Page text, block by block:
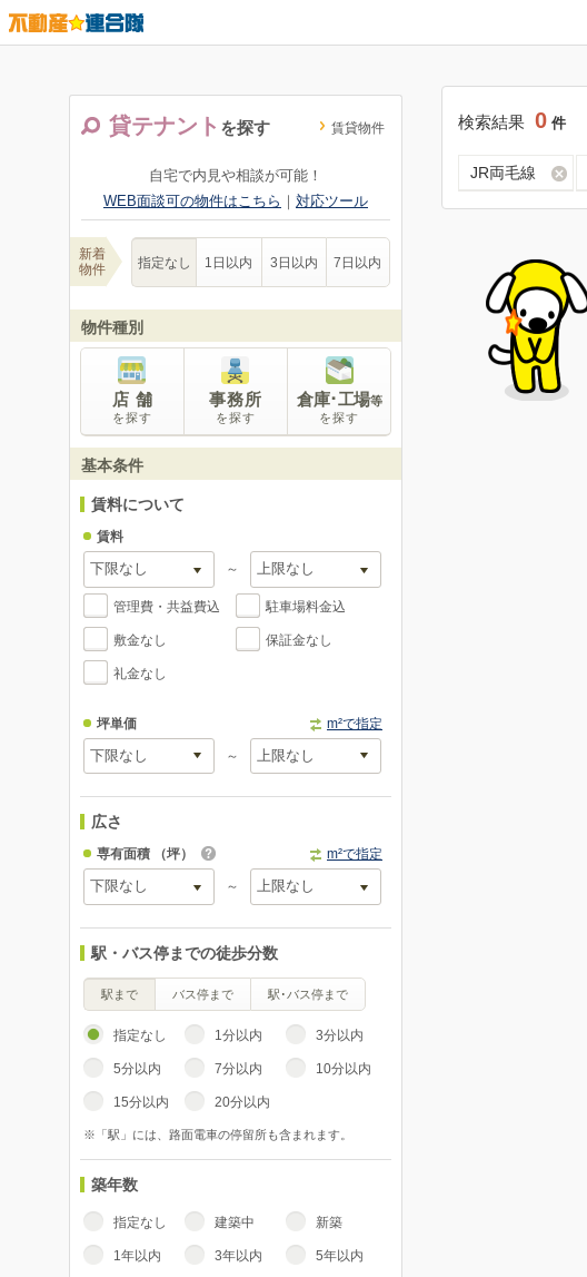
貸テナント を探す 賃貸物件
自宅で内見や相談が可能！
WEB面談可の物件はこちら ｜ 対応ツール
新着
物件
指定なし 1日以内 3日以内 7日以内
物件種別
店 舗
を探す
事務所
を探す
倉庫･工場等
を探す
基本条件
賃料について
賃料
～
管理費・共益費込 駐車場料金込
敷金なし 保証金なし
礼金なし
坪単価 m²で指定
～
広さ
専有面積 （坪） m²で指定
～
駅・バス停までの徒歩分数
駅まで バス停まで 駅･バス停まで
指定なし 1分以内 3分以内
5分以内 7分以内 10分以内
15分以内 20分以内
※「駅」には、路面電車の停留所も含まれます。
築年数
指定なし 建築中 新築
1年以内 3年以内 5年以内
検索結果 0 件
JR両毛線